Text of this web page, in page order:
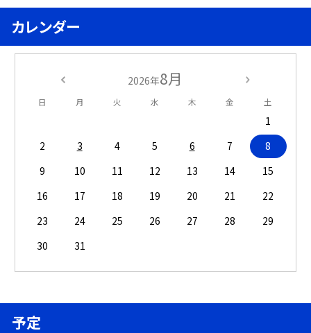
カレンダー
2026年8月
日 月 火 水 木 金 土
1
2
3 4 5 6 7
8
9
10 11 12 13 14
15
16
17 18 19 20 21
22
23
24 25 26 27 28
29
30
31
予定